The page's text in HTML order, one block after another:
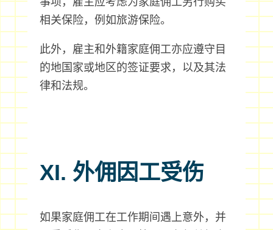
相关保险，例如旅游保险。
此外，雇主和外籍家庭佣工亦应遵守目
的地国家或地区的签证要求，以及其法
律和法规。
XI. 外佣因工受伤
如果家庭佣工在工作期间遇上意外，并